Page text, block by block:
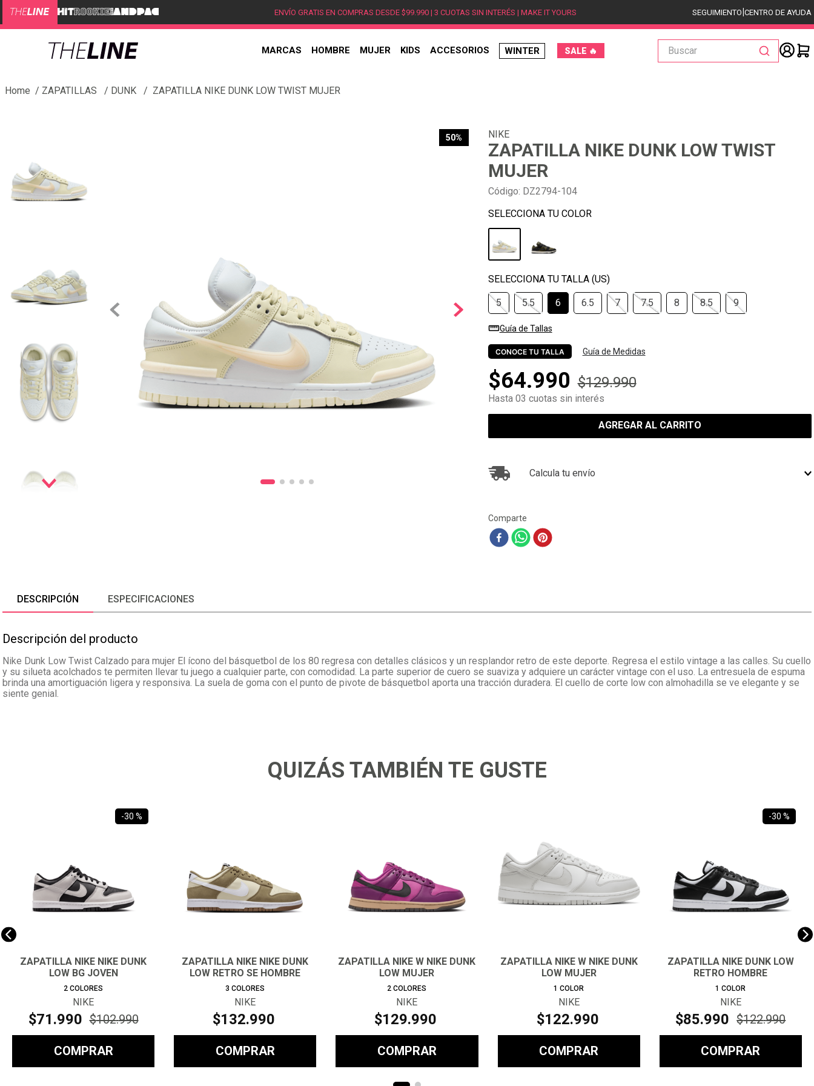
ENVÍO GRATIS EN COMPRAS DESDE $99.990 | 3 CUOTAS SIN INTERÉS | MAKE IT YOURS SEGUIMIENTO|CENTRO DE AYUDA
MARCAS HOMBRE MUJER KIDS ACCESORIOS WINTER SALE 🔥
Buscar
ZAPATILLAS DUNK ZAPATILLA NIKE DUNK LOW TWIST MUJER
50% NIKE
ZAPATILLA NIKE DUNK LOW TWIST
MUJER
Código: DZ2794-104
5 5.5 6 6.5 7 7.5 8 8.5 9
Guía de Tallas
CONOCE TU TALLA Guía de Medidas
$64.990 $129.990
Hasta 03 cuotas sin interés
AGREGAR AL CARRITO
Calcula tu envío
Comparte
DESCRIPCIÓN ESPECIFICACIONES
Descripción del producto
Nike Dunk Low Twist Calzado para mujer El ícono del básquetbol de los 80 regresa con detalles clásicos y un resplandor retro de este deporte. Regresa el estilo vintage a las calles. Su cuello
y su silueta acolchados te permiten llevar tu juego a cualquier parte, con comodidad. La parte superior de cuero se suaviza y adquiere un carácter vintage con el uso. La entresuela de espuma
brinda una amortiguación ligera y responsiva. La suela de goma con el punto de pivote de básquetbol aporta una tracción duradera. El cuello de corte low con almohadilla se ve elegante y se
siente genial.
QUIZÁS TAMBIÉN TE GUSTE
-30 %
ZAPATILLA NIKE NIKE DUNK
LOW BG JOVEN
2 COLORES
NIKE
$71.990 $102.990
COMPRAR
ZAPATILLA NIKE NIKE DUNK
LOW RETRO SE HOMBRE
3 COLORES
NIKE
$132.990
COMPRAR
ZAPATILLA NIKE W NIKE DUNK
LOW MUJER
2 COLORES
NIKE
$129.990
COMPRAR
ZAPATILLA NIKE W NIKE DUNK
LOW MUJER
1 COLOR
NIKE
$122.990
COMPRAR
-30 %
ZAPATILLA NIKE DUNK LOW
RETRO HOMBRE
1 COLOR
NIKE
$85.990 $122.990
COMPRAR